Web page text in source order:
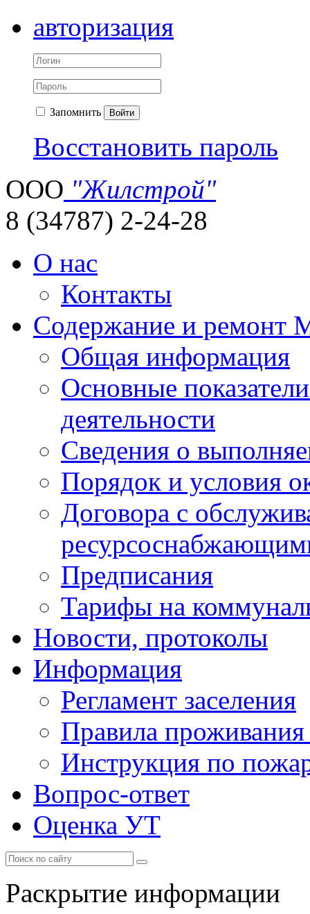
авторизация
Запомнить Войти
Восстановить пароль
ООО "Жилстрой"
8 (34787) 2-24-28
О нас
Контакты
Содержание и ремонт
Общая информация
Основные
деятельности
Сведения о
Порядок и условия
Договора с
Предписания
Тарифы на
Новости, протоколы
Информация
Регламент заселения
Правила
Инструкция по
Вопрос-ответ
Оценка УТ
Раскрытие информации